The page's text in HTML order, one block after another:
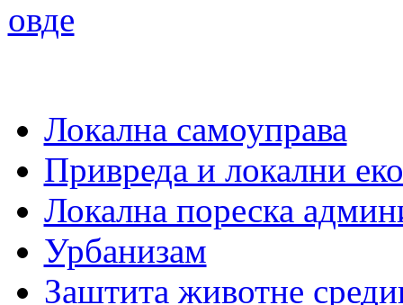
овде
Локална самоуправа
Привреда и локални
Локална пореска
Урбанизам
Заштита животне